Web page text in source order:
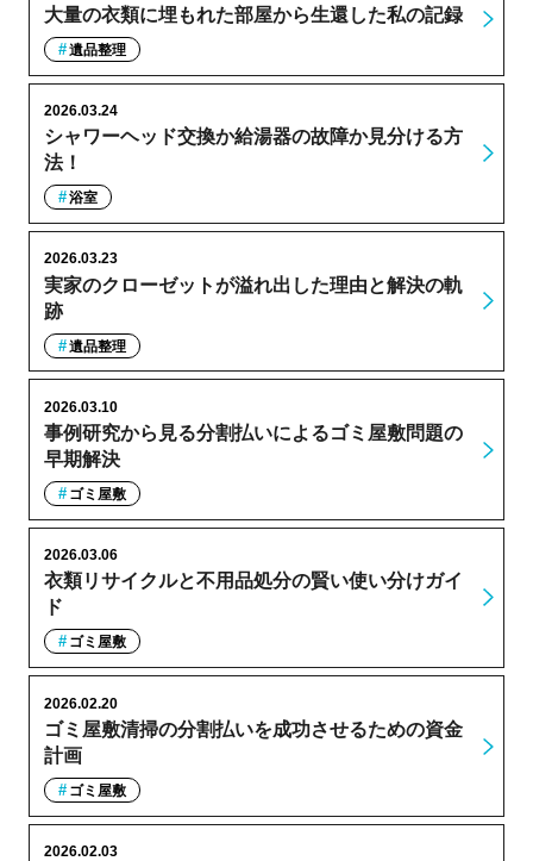
大量の衣類に埋もれた部屋から生還した私の記録
遺品整理
シャワーヘッド交換か給湯器の故障か見分ける方
法！
2026.03.24
浴室
実家のクローゼットが溢れ出した理由と解決の軌
跡
2026.03.23
遺品整理
事例研究から見る分割払いによるゴミ屋敷問題の
早期解決
2026.03.10
ゴミ屋敷
衣類リサイクルと不用品処分の賢い使い分けガイ
ド
2026.03.06
ゴミ屋敷
ゴミ屋敷清掃の分割払いを成功させるための資金
計画
2026.02.20
ゴミ屋敷
2026.02.03